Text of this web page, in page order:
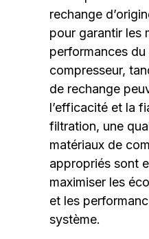
rechange
pour garantir les
performances
compresseur,
de rechange
l’efficacité et la
filtration, une
matériaux de
appropriés sont
maximiser les
et les
système.